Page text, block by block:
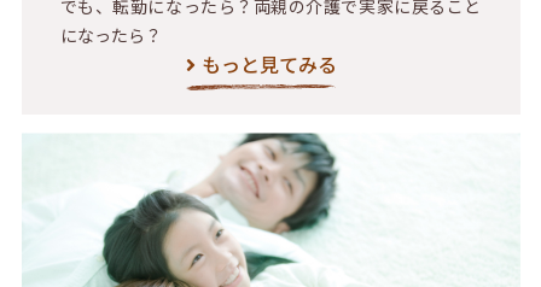
でも、転勤になったら？両親の介護で実家に戻ること
になったら？
もっと見てみる